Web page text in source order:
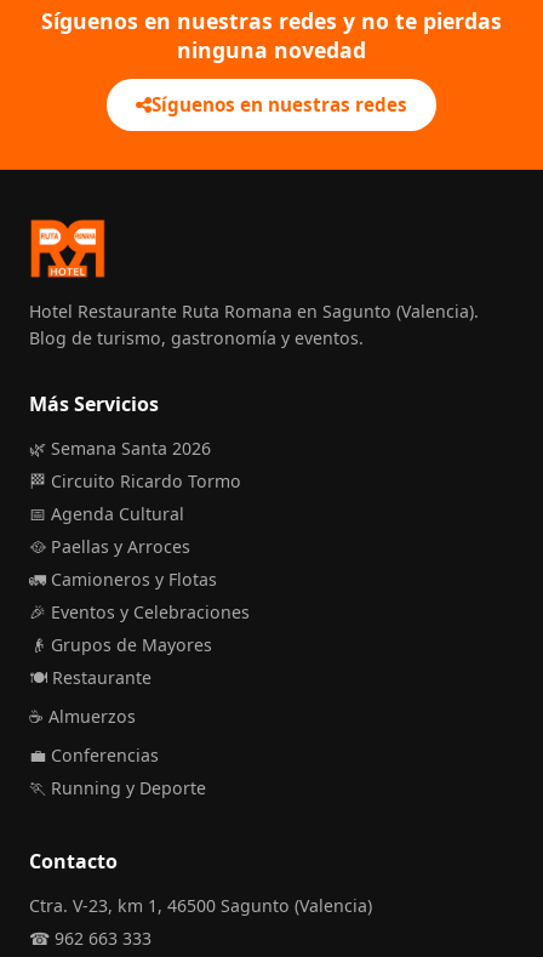
Síguenos en nuestras redes y no te pierdas
ninguna novedad
Síguenos en nuestras redes
Hotel Restaurante Ruta Romana en Sagunto (Valencia).
Blog de turismo, gastronomía y eventos.
Más Servicios
🌿 Semana Santa 2026
🏁 Circuito Ricardo Tormo
📅 Agenda Cultural
🥘 Paellas y Arroces
🚛 Camioneros y Flotas
🎉 Eventos y Celebraciones
👴 Grupos de Mayores
🍽️ Restaurante
☕ Almuerzos
💼 Conferencias
🏃 Running y Deporte
Contacto
Ctra. V-23, km 1, 46500 Sagunto (Valencia)
☎ 962 663 333